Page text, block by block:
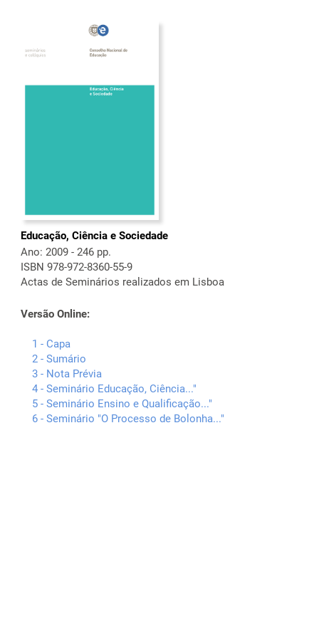
Educação, Ciência e Sociedade
Ano: 2009 - 246 pp.
ISBN 978-972-8360-55-9
Actas de Seminários realizados em Lisboa
Versão Online:
1 - Capa
2 - Sumário
3 - Nota Prévia
4 - Seminário Educação, Ciência..."
5 - Seminário Ensino e Qualificação..."
6 - Seminário "O Processo de Bolonha..."